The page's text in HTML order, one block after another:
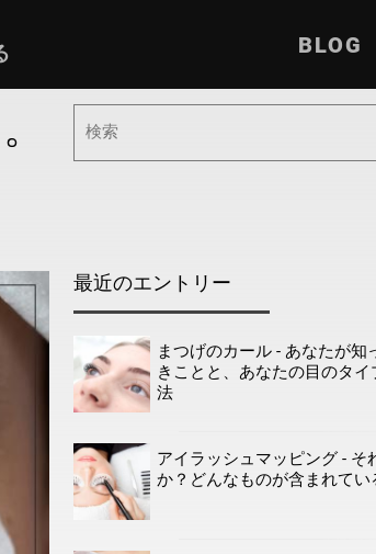
BLOG
最近のエントリー
まつげのカール - あなたが知
きことと、あなたの目のタ
法
アイラッシュマッピング - そ
か？どんなものが含まれてい